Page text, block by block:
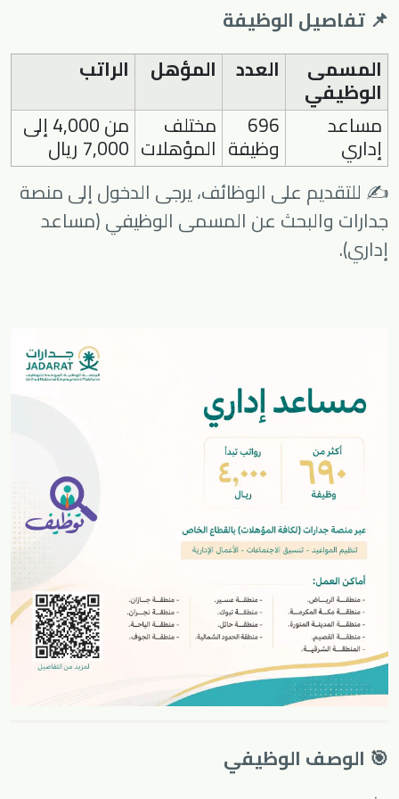
📌 تفاصيل الوظيفة
المسمى
الوظيفي
العدد المؤهل
الراتب
مساعد
إداري
696
وظيفة
مختلف
المؤهلات
من 4,000 إلى
7,000 ريال
✍️ للتقديم على الوظائف، يرجى الدخول إلى منصة
جدارات والبحث عن المسمى الوظيفي (مساعد
إداري).
🎯 الوصف الوظيفي